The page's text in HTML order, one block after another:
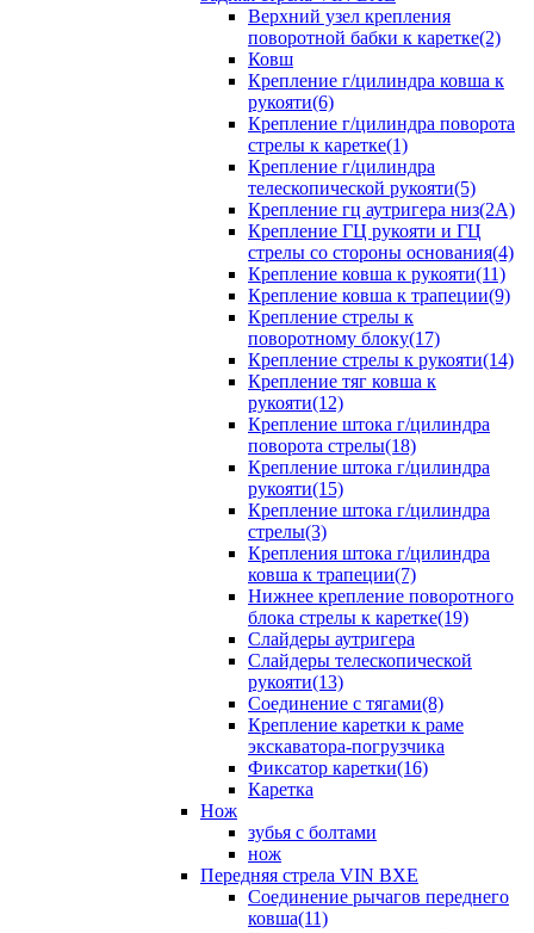
Верхний узел крепления
поворотной бабки к каретке(2)
Ковш
Крепление г/цилиндра ковша к
рукояти(6)
Крепление г/цилиндра поворота
стрелы к каретке(1)
Крепление г/цилиндра
телескопической рукояти(5)
Крепление гц аутригера низ(2А)
Крепление ГЦ рукояти и ГЦ
стрелы со стороны основания(4)
Крепление ковша к рукояти(11)
Крепление ковша к трапеции(9)
Крепление стрелы к
поворотному блоку(17)
Крепление стрелы к рукояти(14)
Крепление тяг ковша к
рукояти(12)
Крепление штока г/цилиндра
поворота стрелы(18)
Крепление штока г/цилиндра
рукояти(15)
Крепление штока г/цилиндра
стрелы(3)
Крепления штока г/цилиндра
ковша к трапеции(7)
Нижнее крепление поворотного
блока стрелы к каретке(19)
Слайдеры аутригера
Слайдеры телескопической
рукояти(13)
Соединение с тягами(8)
Крепление каретки к раме
экскаватора-погрузчика
Фиксатор каретки(16)
Каретка
Нож
зубья с болтами
нож
Передняя стрела VIN BXE
Cоединение рычагов переднего
ковша(11)